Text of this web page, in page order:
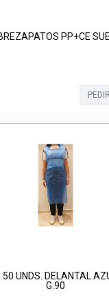
PP+CE
50 UNDS. DELANTAL
G.90